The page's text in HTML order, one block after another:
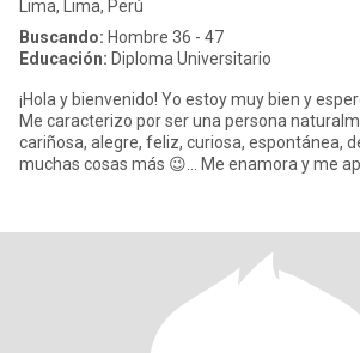
Lima, Lima, Perú
Buscando: Hombre 36 - 47
Educación: Diploma Universitario
¡Hola y bienvenido! Yo estoy muy bien y
Me caracterizo por ser una persona
cariñosa, alegre, feliz, curiosa, espontánea, detallista, y muchas
muchas cosas más 😉... Me enamora y me